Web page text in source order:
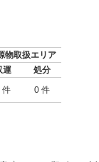
物取扱エリア
運
処分
件 0 件